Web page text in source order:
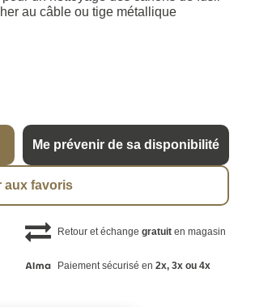
au câble ou tige métallique
Me prévenir de sa disponibilité
aux favoris
Retour et échange gratuiten magasin
Paiement sécurisé en 2x, 3x ou 4x